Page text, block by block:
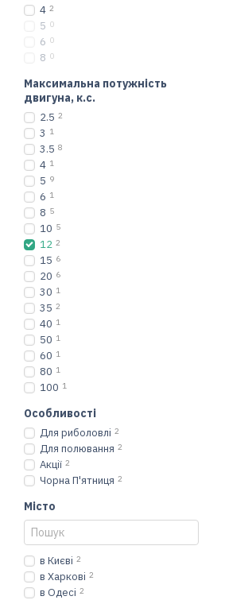
4 2
5 0
6 0
8 0
Максимальна потужність
двигуна, к.с.
2.5 2
3 1
3.5 8
4 1
5 9
6 1
8 5
10 5
12 2
15 6
20 6
30 1
35 2
40 1
50 1
60 1
80 1
100 1
Особливості
Для риболовлі 2
Для полювання 2
Акції 2
Чорна П'ятниця 2
Місто
в Києві 2
в Харкові 2
в Одесі 2